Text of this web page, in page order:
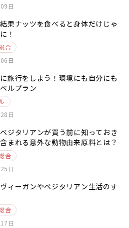
日
果ナッツを食べると身体だけじゃ
！
合
日
旅行をしよう！環境にも自分にも
ルプラン
日
ジタリアンが買う前に知っておき
まれる意外な動物由来原料とは？
合
日
ィーガンやベジタリアン生活のす
合
日